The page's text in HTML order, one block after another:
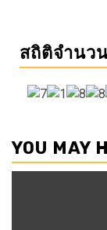
สถิติจำนว
YOU MAY